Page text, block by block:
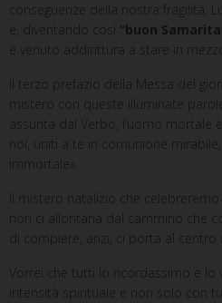
conseguenze della nostra fragilità,
e, diventando così “buon
è venuto addirittura a stare in
Il terzo prefazio della Messa del
mistero con queste illuminate
assunta dal Verbo, l’uomo mortale
noi, uniti a te in comunione
immortale».
Il mistero natalizio che
non ci allontana dal cammino che
di compiere, anzi, ci porta al centro
Vorrei che tutti lo ricordassimo e lo
intensità spirituale e non solo con